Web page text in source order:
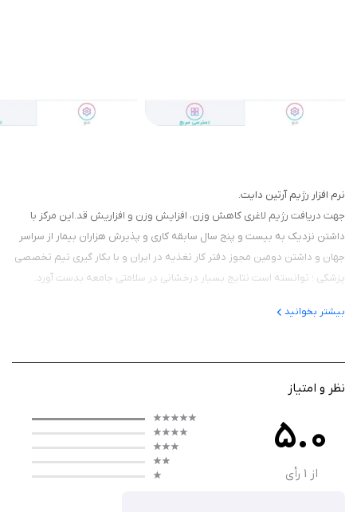
نرم افزار رژیم آرتین دایت.
جهت دریافت رژیم لاغری کاهش وزن، افزایش وزن و افزاریش قد.اين مركز با
داشتن نزديك به بيست و پنج سال سابقه كاري و پذيرش هزاران بيمار از سراسر
جهان و داشتن دومين مجوز دفتر كار تغذيه در ايران و با بكار گيري تيم تخصصي
پزشكي ؛ توانسته است نتايج بسيار درخشاني در سلامتي جامعه بدست آورد.
بیشتر بخوانید
نظر و امتیاز
5.0
از 1 رأی